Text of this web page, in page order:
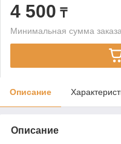
4 500 ₸
Минимальная сумма
Описание
Описание